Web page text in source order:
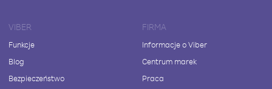
VIBER
Funkcje
Blog
Bezpieczeństwo
FIRMA
Informacje o Viber
Centrum marek
Praca